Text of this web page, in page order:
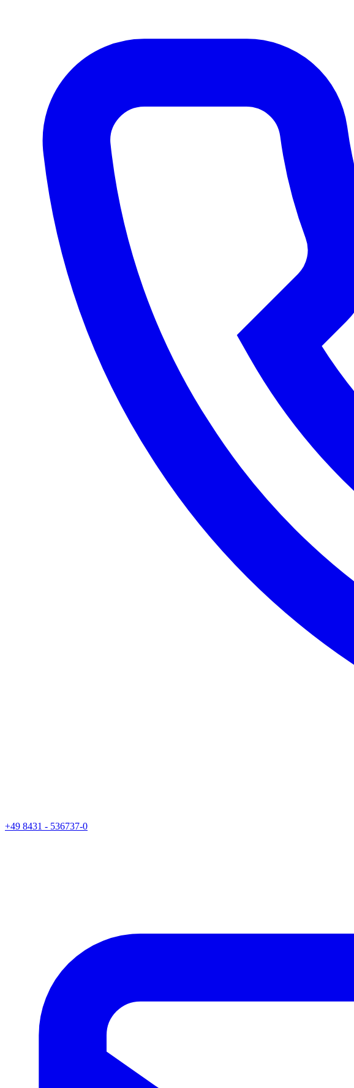
+49 8431 - 536737-0